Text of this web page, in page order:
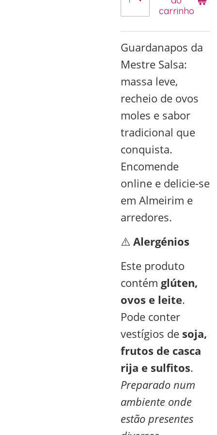
carrinho
Guardanapos da
Mestre Salsa:
massa leve,
recheio de ovos
moles e sabor
tradicional que
conquista.
Encomende
online e delicie-se
em Almeirim e
arredores.
⚠️ Alergénios
Este produto
contém glúten,
ovos e leite.
Pode conter
vestígios de soja,
frutos de casca
rija e sulfitos.
Preparado num
ambiente onde
estão presentes